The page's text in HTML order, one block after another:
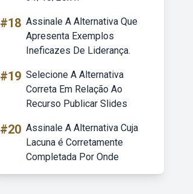
#18 Assinale A Alternativa Que
Apresenta Exemplos
Ineficazes De Liderança.
#19 Selecione A Alternativa
Correta Em Relação Ao
Recurso Publicar Slides
#20 Assinale A Alternativa Cuja
Lacuna é Corretamente
Completada Por Onde